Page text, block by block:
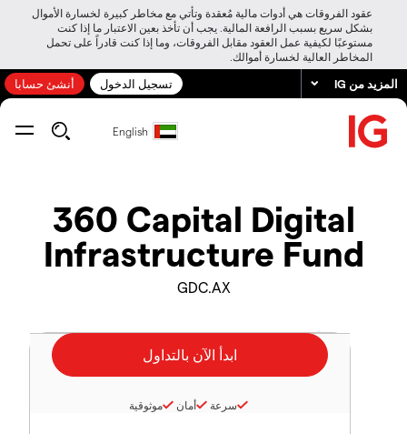
عقود الفروقات هي أدوات مالية مُعقدة وتأتي مع مخاطر كبيرة لخسارة الأموال
بشكل سريع بسبب الرافعة المالية. يجب أن تأخذ بعين الاعتبار ما إذا كنت
مستوعبًا لكيفية عمل العقود مقابل الفروقات، وما إذا كنت قادراً على تحمل
المخاطر العالية لخسارة أموالك.
المزيد من IG تسجيل الدخول أنشئ حسابا
English
360 Capital Digital
Infrastructure Fund
GDC.AX
سرعة أمان موثوقية